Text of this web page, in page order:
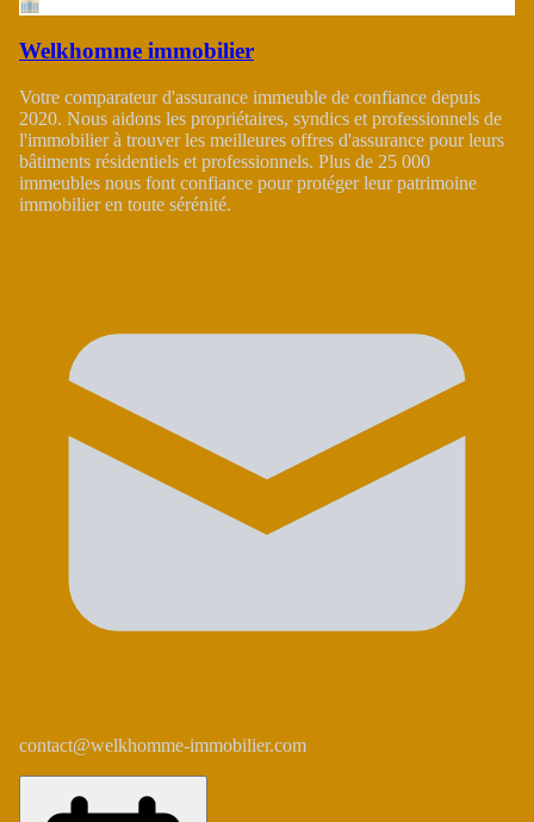
Welkhomme immobilier
Votre comparateur d'assurance immeuble de confiance depuis
2020. Nous aidons les propriétaires, syndics et professionnels de
l'immobilier à trouver les meilleures offres d'assurance pour leurs
bâtiments résidentiels et professionnels. Plus de 25 000
immeubles nous font confiance pour protéger leur patrimoine
immobilier en toute sérénité.
contact@welkhomme-immobilier.com